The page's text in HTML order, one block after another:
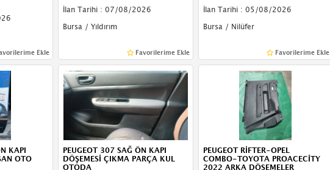
Ekle
İlan Tarihi : 07/08/2026
Bursa / Yıldırım
Favorilerime Ekle
İlan Tarihi : 05/08/2026
Bursa / Nilüfer
Favorilerime Ekle
KAPI
OTO
PEUGEOT 307 SAĞ ÖN KAPI
DÖŞEMESİ ÇIKMA PARÇA KUL
OTODA
PEUGEOT RİFTER-OPEL
COMBO-TOYOTA PROACECİTY
2022 ARKA DÖŞEMELER